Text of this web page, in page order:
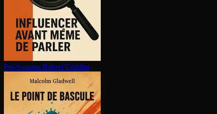
Pré-Suasion Robert Cialdini